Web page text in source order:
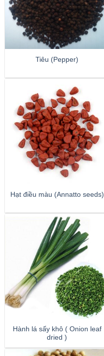
Tiêu (Pepper)
Hạt điều màu (Annatto seeds)
Hành lá sấy khô ( Onion leaf
dried )